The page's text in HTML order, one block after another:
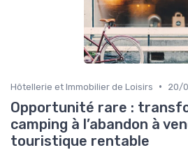
Hôtellerie et Immobilier de Loisirs • 20/
Opportunité rare :
camping à l’abandon à
touristique rentable